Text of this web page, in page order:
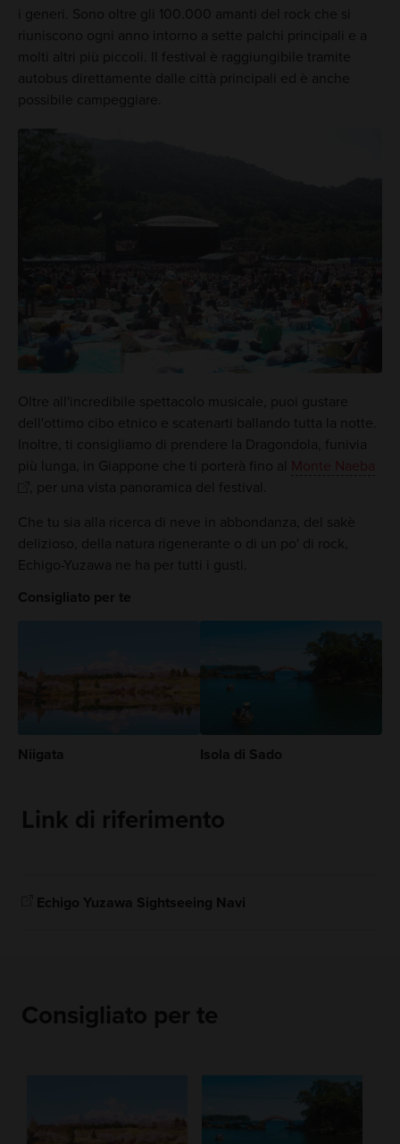
i generi. Sono oltre gli 100.000 amanti del rock che si
riuniscono ogni anno intorno a sette palchi principali e a
molti altri più piccoli. Il festival è raggiungibile tramite
autobus direttamente dalle città principali ed è anche
possibile campeggiare.
Oltre all'incredibile spettacolo musicale, puoi gustare
dell'ottimo cibo etnico e scatenarti ballando tutta la notte.
Inoltre, ti consigliamo di prendere la Dragondola, funivia
più lunga, in Giappone che ti porterà fino al Monte Naeba
, per una vista panoramica del festival.
Che tu sia alla ricerca di neve in abbondanza, del sakè
delizioso, della natura rigenerante o di un po' di rock,
Echigo-Yuzawa ne ha per tutti i gusti.
Consigliato per te
Niigata Isola di Sado
Link di riferimento
Echigo Yuzawa Sightseeing Navi
Consigliato per te